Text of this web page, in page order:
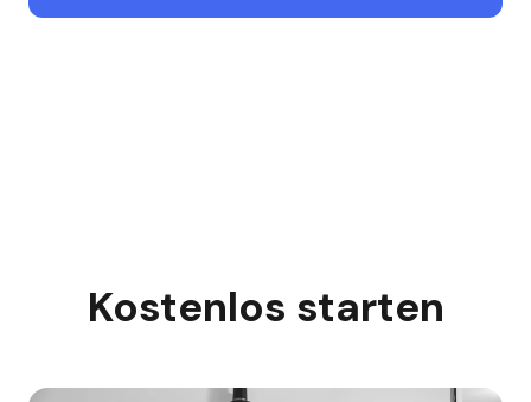
Kostenlos starten